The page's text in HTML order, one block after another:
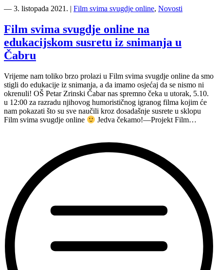
(4/5)
susret
s
OŠ
Tršće
je
nas”
― 3. listopada 2021. | Film svima svugdje online, Novosti
Film svima svugdje online na
edukacijskom susretu iz snimanja u
Čabru
Vrijeme nam toliko brzo prolazi u Film svima svugdje online da smo
stigli do edukacije iz snimanja, a da imamo osjećaj da se nismo ni
okrenuli! OŠ Petar Zrinski Čabar nas spremno čeka u utorak, 5.10.
u 12:00 za razradu njihovog humorističnog igranog filma kojim će
nam pokazati što su sve naučili kroz dosadašnje susrete u sklopu
Film svima svugdje online
Jedva čekamo!—Projekt Film…